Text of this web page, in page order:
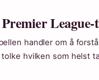
League-
handler om å
hvilken som helst